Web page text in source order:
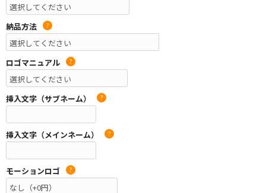
納品方法 ?
ロゴマニュアル ?
挿入文字（サブネーム） ?
挿入文字（メインネーム） ?
モーションロゴ ?